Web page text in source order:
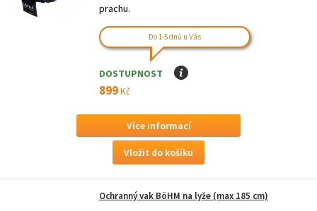
prachu.
Do 1-5 dnů u Vás
DOSTUPNOST I
899Kč
Více informací
Ochranný vak BöHM na lyže (max 185 cm)